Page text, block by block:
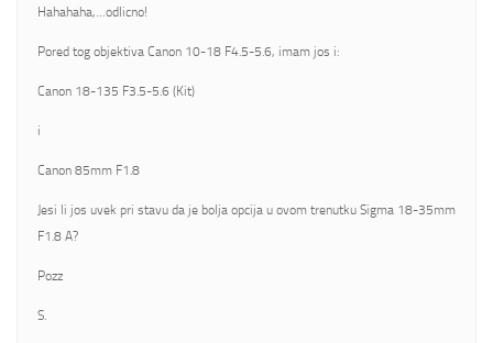
Hahahaha,…odlicno!
Pored tog objektiva Canon 10-18 F4.5-5.6, imam jos i:
Canon 18-135 F3.5-5.6 (Kit)
i
Canon 85mm F1.8
Jesi li jos uvek pri stavu da je bolja opcija u ovom trenutku Sigma 18-35mm
F1.8 A?
Pozz
S.